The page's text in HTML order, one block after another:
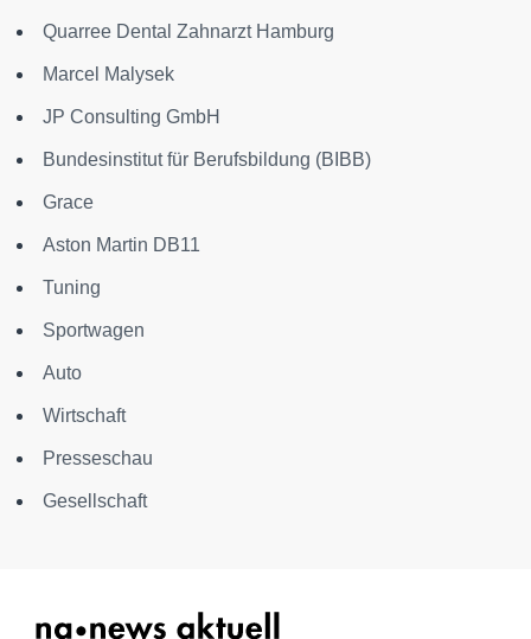
Quarree Dental Zahnarzt Hamburg
Marcel Malysek
JP Consulting GmbH
Bundesinstitut für Berufsbildung (BIBB)
Grace
Aston Martin DB11
Tuning
Sportwagen
Auto
Wirtschaft
Presseschau
Gesellschaft